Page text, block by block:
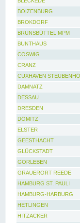
BOIZENBURG
BROKDORF
BRUNSBÜTTEL MPM
BUNTHAUS
COSWIG
CRANZ
CUXHAVEN
DAMNATZ
DESSAU
DRESDEN
DÖMITZ
ELSTER
GEESTHACHT
GLÜCKSTADT
GORLEBEN
GRAUERORT REEDE
HAMBURG ST. PAULI
HAMBURG-HARBURG
HETLINGEN
HITZACKER